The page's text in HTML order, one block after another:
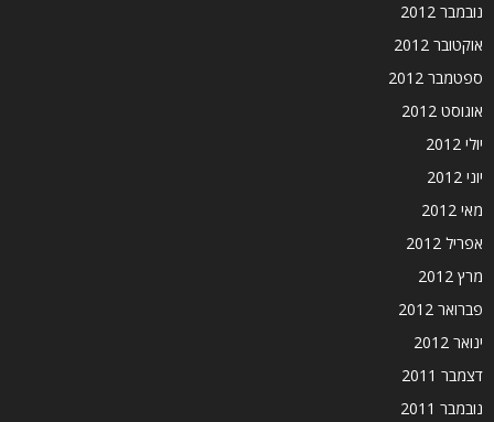
נובמבר 2012
אוקטובר 2012
ספטמבר 2012
אוגוסט 2012
יולי 2012
יוני 2012
מאי 2012
אפריל 2012
מרץ 2012
פברואר 2012
ינואר 2012
דצמבר 2011
נובמבר 2011